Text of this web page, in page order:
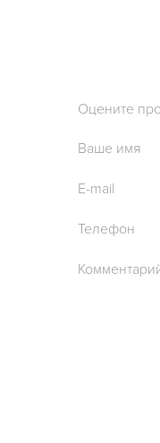
Оцените
Ваше имя
E-mail
Телефон